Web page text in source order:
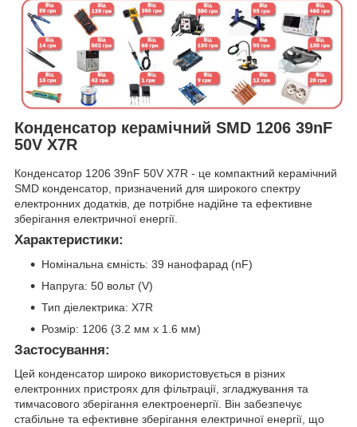
Конденсатор керамічний SMD 1206 39nF
50V X7R
Конденсатор 1206 39nF 50V X7R - це компактний керамічний
SMD конденсатор, призначений для широкого спектру
електронних додатків, де потрібне надійне та ефективне
зберігання електричної енергії.
Характеристики:
Номінальна ємність: 39 нанофарад (nF)
Напруга: 50 вольт (V)
Тип діелектрика: X7R
Розмір: 1206 (3.2 мм x 1.6 мм)
Застосування:
Цей конденсатор широко використовується в різних
електронних пристроях для фільтрації, згладжування та
тимчасового зберігання електроенергії. Він забезпечує
стабільне та ефективне зберігання електричної енергії, що